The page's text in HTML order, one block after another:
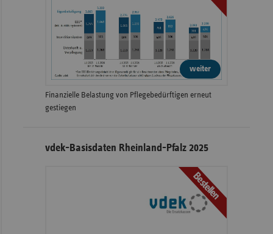
weiter
Finanzielle Belastung von Pflegebedürftigen erneut
gestiegen
vdek-Basisdaten Rheinland-Pfalz 2025
Bestellen